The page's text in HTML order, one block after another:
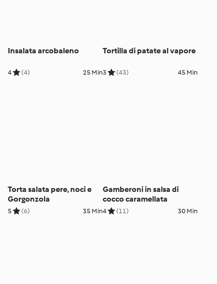
Insalata arcobaleno
4 (4) 25 Min
Tortilla di patate al vapore
3 (43) 45 Min
Torta salata pere, noci e
Gorgonzola
5 (6) 35 Min
Gamberoni in salsa di
cocco caramellata
4 (11) 30 Min